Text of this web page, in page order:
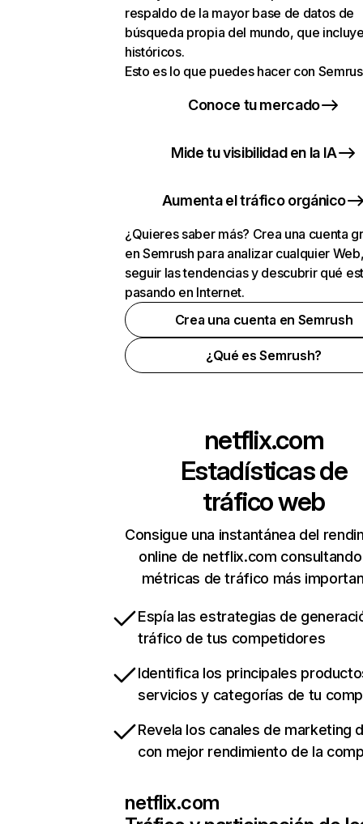
respaldo de la mayor base de datos de
búsqueda propia del mundo, que
históricos.
Esto es lo que puedes hacer con
Conoce tu mercado
Mide tu visibilidad en la IA
Aumenta el tráfico orgánico
¿Quieres saber más? Crea una cuenta
en Semrush para analizar cualquier
seguir las tendencias y descubrir qué
pasando en Internet.
Crea una cuenta en Semrush
¿Qué es Semrush?
netflix.com
Estadísticas de
tráfico web
Consigue una instantánea del
online de netflix.com
métricas de tráfico más
Espía las estrategias de
tráfico de tus competidores
Identifica los principales
servicios y categorías de tu
Revela los canales de marketing
con mejor rendimiento de la
netflix.com